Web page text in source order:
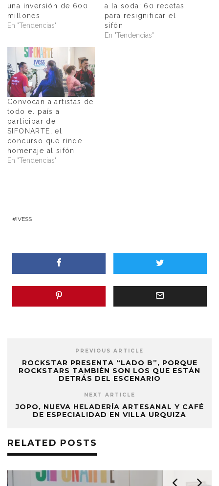
una inversión de 600
millones
En "Tendencias"
a la soda: 60 recetas
para resignificar el
sifón
En "Tendencias"
Convocan a artistas de
todo el país a
participar de
SIFONARTE, el
concurso que rinde
homenaje al sifón
En "Tendencias"
IVESS
PREVIOUS ARTICLE
ROCKSTAR PRESENTA “LADO B”, PORQUE
ROCKSTARS TAMBIÉN SON LOS QUE ESTÁN
DETRÁS DEL ESCENARIO
NEXT ARTICLE
JOPO, NUEVA HELADERÍA ARTESANAL Y CAFÉ
DE ESPECIALIDAD EN VILLA URQUIZA
RELATED POSTS